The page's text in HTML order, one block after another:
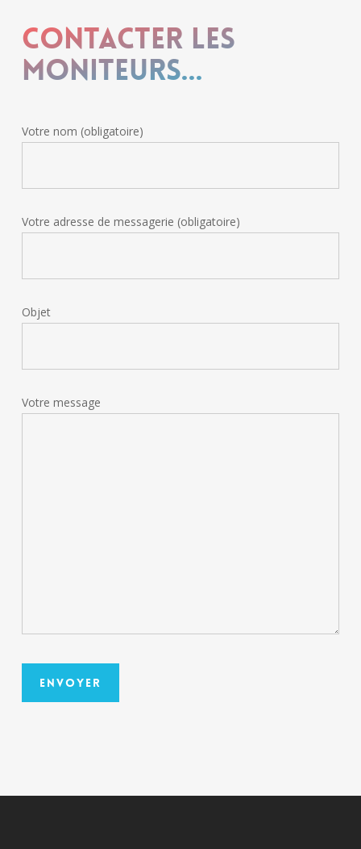
Contacter les
moniteurs...
Votre nom (obligatoire)
Votre adresse de messagerie (obligatoire)
Objet
Votre message